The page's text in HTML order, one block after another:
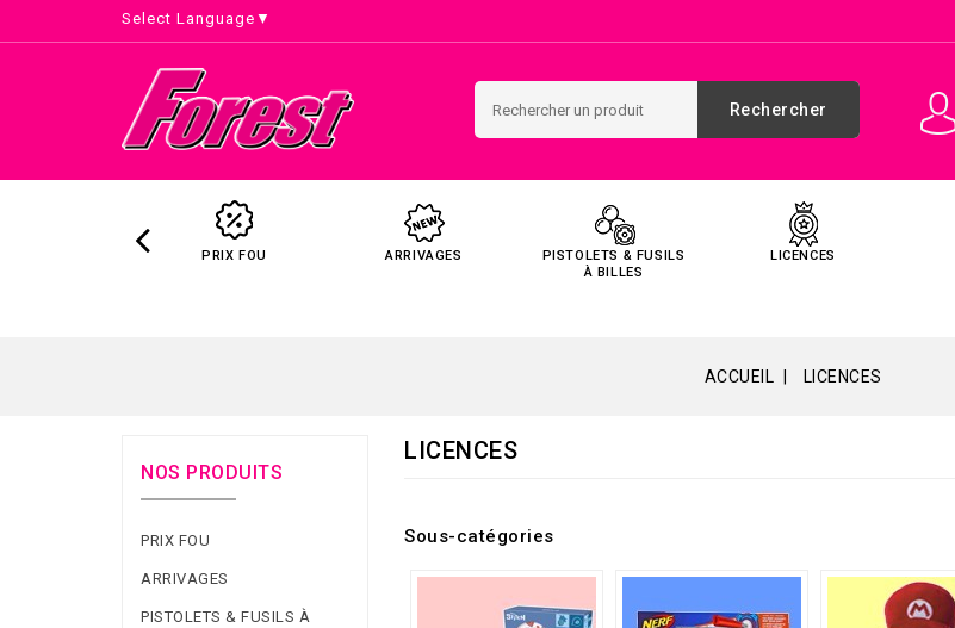
Select Language ▼
Rechercher
PRIX FOU ARRIVAGES
PISTOLETS & FUSILS
À BILLES
LICENCES
ACCUEIL LICENCES
NOS PRODUITS
PRIX FOU
ARRIVAGES
PISTOLETS & FUSILS À
LICENCES
Sous-catégories